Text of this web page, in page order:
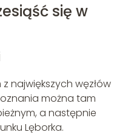
się w
największych węzłów
można tam
a następnie
Lęborka.